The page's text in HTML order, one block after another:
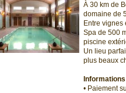
À 30 km de
domaine de
Entre vignes
Spa de 500
piscine
Un lieu
plus beaux
• Paiement